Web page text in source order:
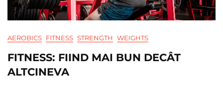
AEROBICS FITNESS STRENGTH WEIGHTS
FITNESS: FIIND MAI BUN DECÂT
ALTCINEVA